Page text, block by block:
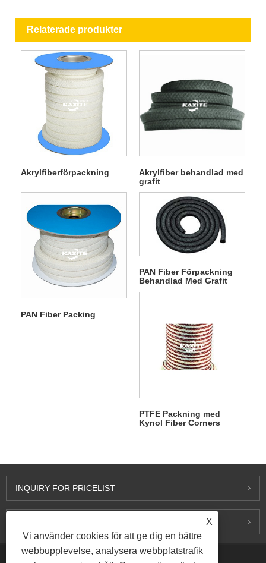
Relaterade produkter
Akrylfiberförpackning
Akrylfiber behandlad med
grafit
PAN Fiber Packing
PAN Fiber Förpackning
Behandlad Med Grafit
PTFE Packning med
Kynol Fiber Corners
INQUIRY FOR PRICELIST
X
Vi använder cookies för att ge dig en bättre
webbupplevelse, analysera webbplatstrafik